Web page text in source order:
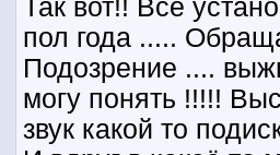
Так вот!! Всё
пол года .....
Подозрение ....
могу понять !!!!!
звук какой то